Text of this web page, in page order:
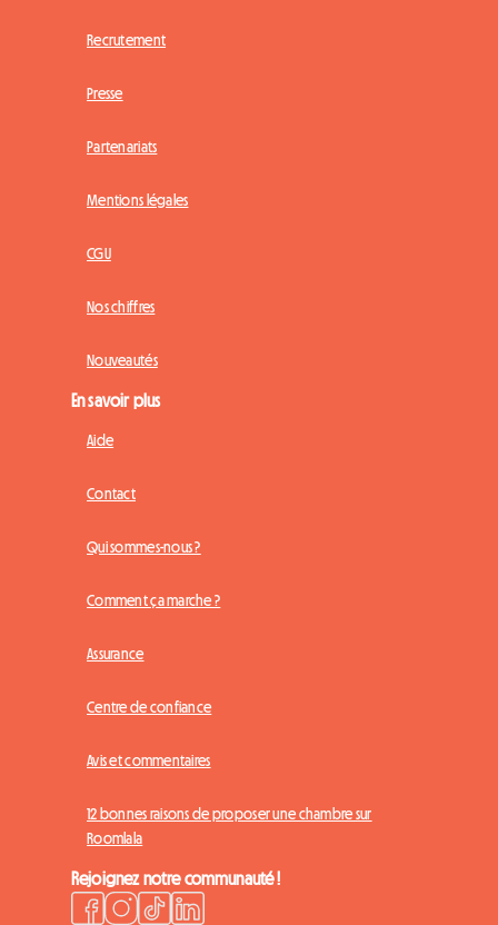
Recrutement
Presse
Partenariats
Mentions légales
CGU
Nos chiffres
Nouveautés
En savoir plus
Aide
Contact
Qui sommes-nous ?
Comment ça marche ?
Assurance
Centre de confiance
Avis et commentaires
12 bonnes raisons de proposer une chambre sur
Roomlala
Rejoignez notre communauté !